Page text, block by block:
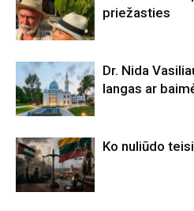
priežasties
Dr. Nida
langas ar
Ko nuliūdo